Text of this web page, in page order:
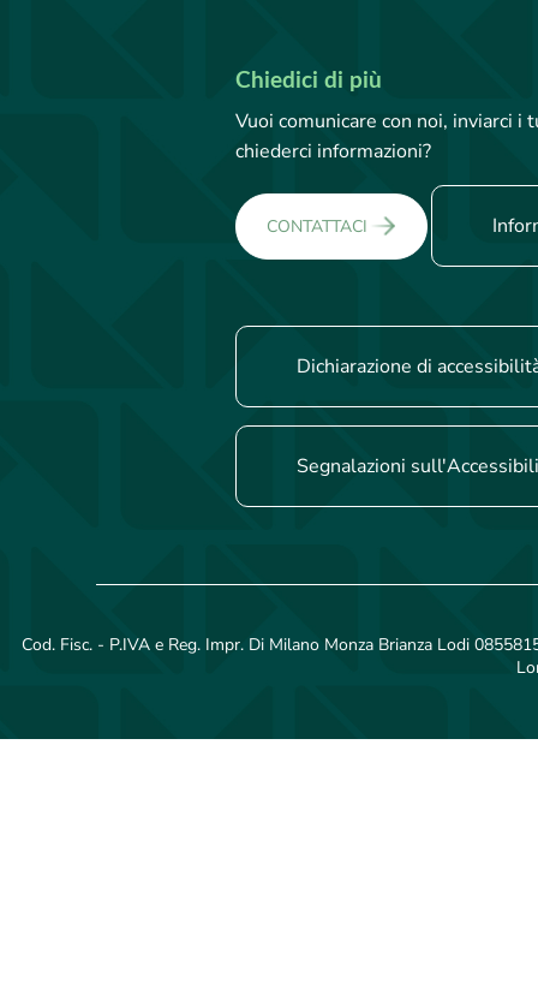
Chiedici di più
Vuoi comunicare con noi, inviarci
chiederci informazioni?
CONTATTACI
Dichiarazione di
Segnalazioni
Cod. Fisc. - P.IVA e Reg. Impr. Di Milano Monza Brianza Lodi